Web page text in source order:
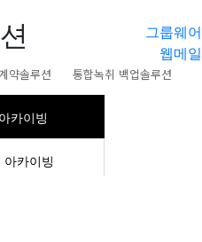
그룹웨어
웹메일
약솔루션 통합녹취 백업솔루션
카이빙
아카이빙
솔루션